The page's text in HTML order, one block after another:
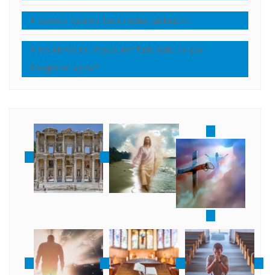
Tanrım, Tanrım, beni neden terkettin?
İsa Mesih mi, Yeşua mı? Türk halkı en çok
hangisine aşina?